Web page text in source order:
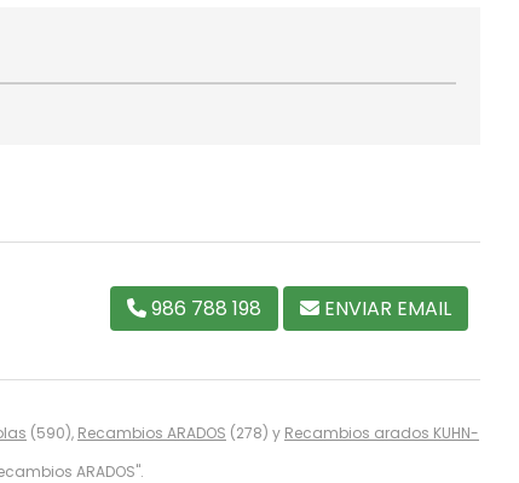
(590), Recambios ARADOS (278) y Recambios arados KUHN-
ARADOS".
986 788 198 ENVIAR EMAIL